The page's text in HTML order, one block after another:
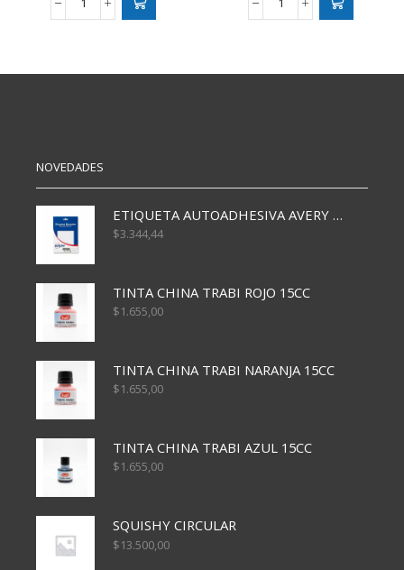
ESPIRAL
P/175
TAPA
PASTEL
NOVEDADES
ETIQUETA AUTOADHESIVA AVERY 3026 30H 20 X 70
$3.344,44
TINTA CHINA TRABI ROJO 15CC
$1.655,00
TINTA CHINA TRABI NARANJA 15CC
$1.655,00
TINTA CHINA TRABI AZUL 15CC
$1.655,00
SQUISHY CIRCULAR
$13.500,00